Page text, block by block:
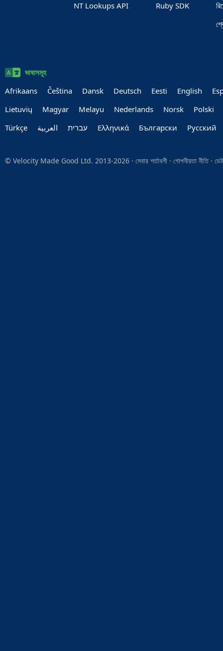
NT Lookups API
Ruby SDK
ভাষাসমূহ
Afrikaans
Čeština Dansk Deutsch Eesti English
Lietuvių
Magyar Melayu Nederlands Norsk
Polski
Türkçe
العربية‏ עברית‏ Ελληνικά Български Руccкий
© Velocity Made Good Ltd. 2013-2026 · সেবার শর্তাবলী · গোপনীয়তা নীতি ·